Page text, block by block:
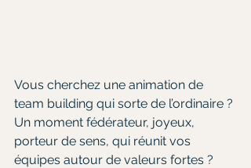
Vous cherchez une animation de
team building qui sorte de l’ordinaire ?
Un moment fédérateur, joyeux,
porteur de sens, qui réunit vos
équipes autour de valeurs fortes ?